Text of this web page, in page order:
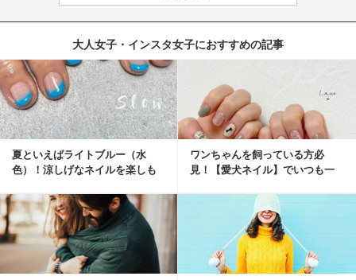
大人女子・インスタ女子におすすめの記事
夏といえばライトブルー（水
色）！涼しげなネイルを楽しも
ワンちゃんを飼っている方必
見！【愛犬ネイル】でいつも一